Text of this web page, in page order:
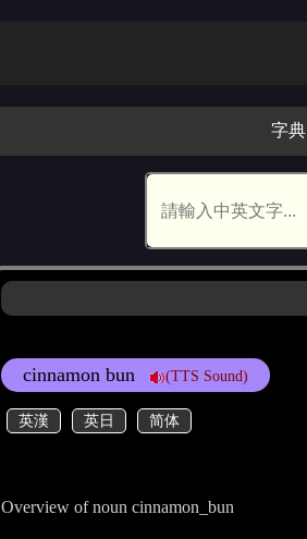
字
cinnamon bun (TTS Sound)
英漢 英日 简体
Overview of noun cinnamon_bun